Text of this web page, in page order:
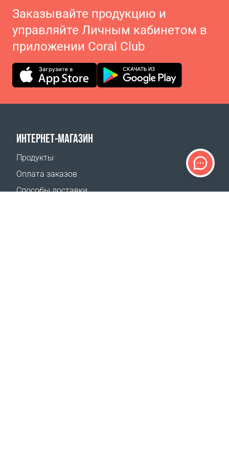
Заказывайте продукцию и
управляйте Личным кабинетом в
приложении Coral Club
ИНТЕРНЕТ-МАГАЗИН
Продукты
Оплата заказов
Способы доставки